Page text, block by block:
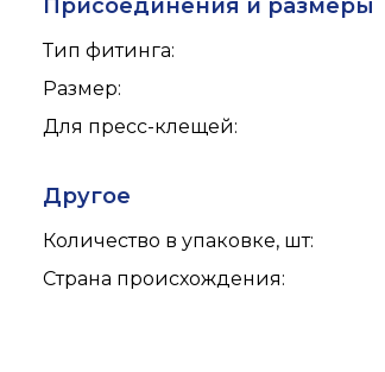
Присоединения и размеры
Тип фитинга:
Размер:
Для пресс-клещей:
Другое
Количество в упаковке, шт:
Страна происхождения: